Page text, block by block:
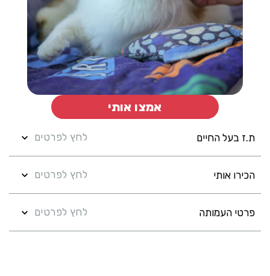
ת.ז בעל החיים לחץ לפרטים
הכירו אותי לחץ לפרטים
פרטי העמותה לחץ לפרטים
אמצו אותי